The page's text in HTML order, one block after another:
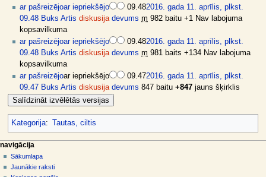
ar pašreizējoar iepriekšējo 09.482016. gada 11. aprīlis, plkst.
09.48 Buks Artis diskusija devums m 982 baitu +1
Nav labojuma
kopsavilkuma
ar pašreizējoar iepriekšējo 09.482016. gada 11. aprīlis, plkst.
09.48 Buks Artis diskusija devums m 981 baits +134 Nav labojuma
kopsavilkuma
ar pašreizējoar iepriekšējo 09.472016. gada 11. aprīlis, plkst.
09.47 Buks Artis diskusija devums 847 baitu +847 jauns šķirklis
Kategorija: Tautas, ciltis
N
a
v
lapas darbības
raksts
diskusija
dalībnieka rīki
pieslēgties
navigācija
Sākumlapa
Jaunākie raksti